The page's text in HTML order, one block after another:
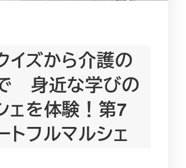
イズから介護の
身近な学びの
ェを体験！第7
トフルマルシェ